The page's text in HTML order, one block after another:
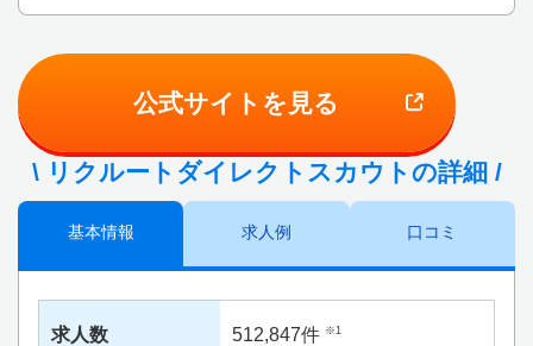
公式サイトを見る
\ リクルートダイレクトスカウトの詳細 /
基本情報 求人例 口コミ
求人数 512,847件 ※1